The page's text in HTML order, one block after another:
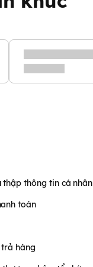
thập thông tin cá nhân
toán
hàng